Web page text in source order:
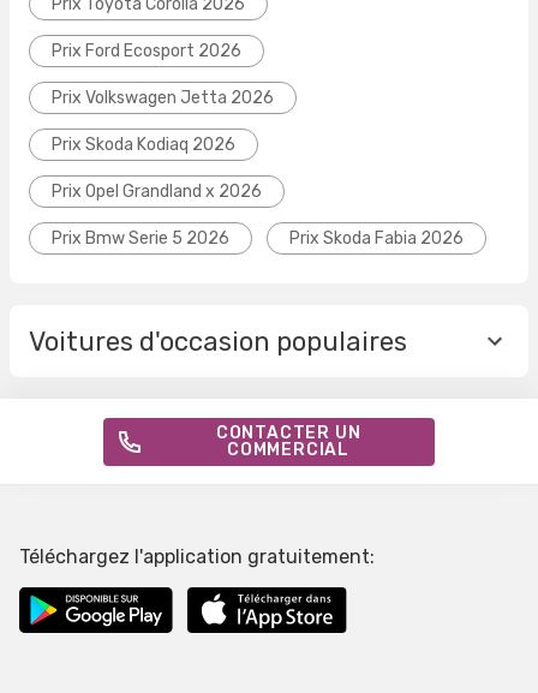
Prix Toyota Corolla 2026
Prix Ford Ecosport 2026
Prix Volkswagen Jetta 2026
Prix Skoda Kodiaq 2026
Prix Opel Grandland x 2026
Prix Bmw Serie 5 2026 Prix Skoda Fabia 2026
Voitures d'occasion populaires
CONTACTER UN
COMMERCIAL
Téléchargez l'application gratuitement: